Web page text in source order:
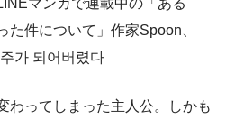
た件について」作家Spoon、
가 되어버렸다
わってしまった主人公。しかも